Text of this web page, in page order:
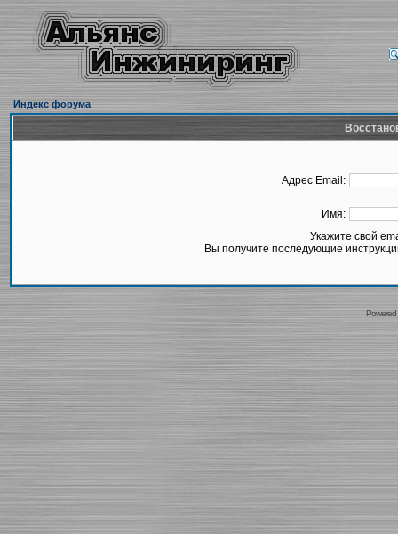
Индекс форума
Адрес Email:
Имя:
Укажите свой
Вы получите последующие